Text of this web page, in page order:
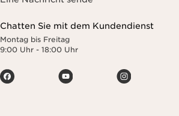
Chatten Sie mit dem Kundendienst
Montag bis Freitag
9:00 Uhr - 18:00 Uhr